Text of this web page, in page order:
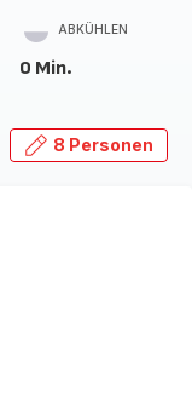
ABKÜHLEN
0 Min.
8 Personen